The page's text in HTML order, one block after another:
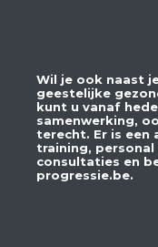
Wil je ook naast
geestelijke
kunt u vanaf
samenwerking,
terecht. Er is een
training,
consultaties en
progressie.be.